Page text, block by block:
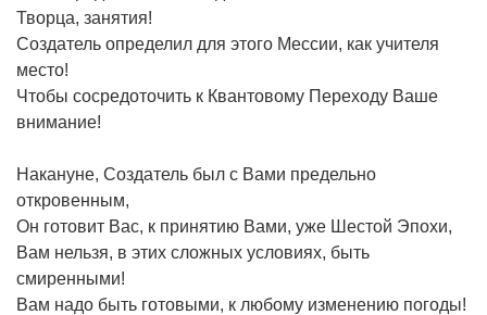
Творца, занятия!
Создатель определил для этого Мессии, как учителя
место!
Чтобы сосредоточить к Квантовому Переходу Ваше
внимание!
Накануне, Создатель был с Вами предельно
откровенным,
Он готовит Вас, к принятию Вами, уже Шестой Эпохи,
Вам нельзя, в этих сложных условиях, быть
смиренными!
Вам надо быть готовыми, к любому изменению погоды!